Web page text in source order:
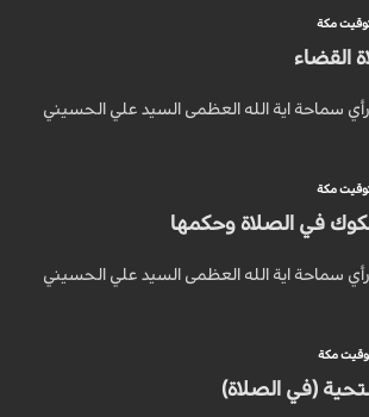
القضاء
سماحة اية الله العظمى السيد علي الحسيني
في الصلاة وحكمها
سماحة اية الله العظمى السيد علي الحسيني
(في الصلاة)